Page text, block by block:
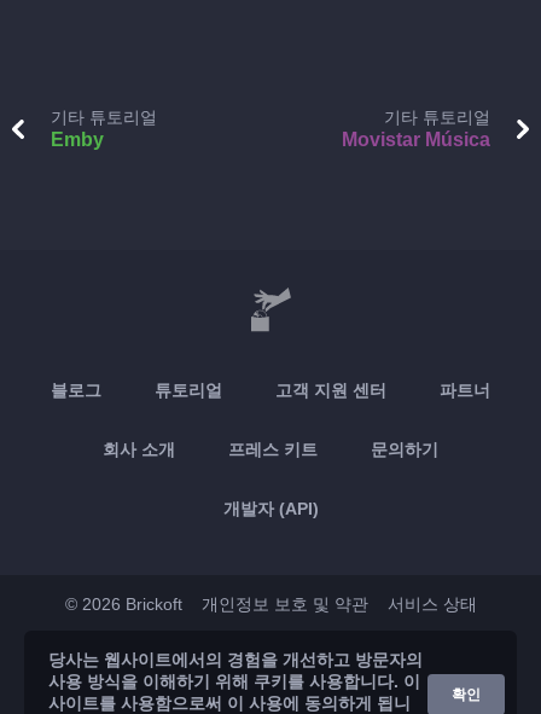
기타 튜토리얼
Emby
기타 튜토리얼
Movistar Música
블로그 튜토리얼 고객 지원 센터 파트너
회사 소개 프레스 키트 문의하기
개발자 (API)
© 2026 Brickoft 개인정보 보호 및 약관 서비스 상태
App Store Google Play
당사는 웹사이트에서의 경험을 개선하고 방문자의
사용 방식을 이해하기 위해 쿠키를 사용합니다. 이
사이트를 사용함으로써 이 사용에 동의하게 됩니
확인